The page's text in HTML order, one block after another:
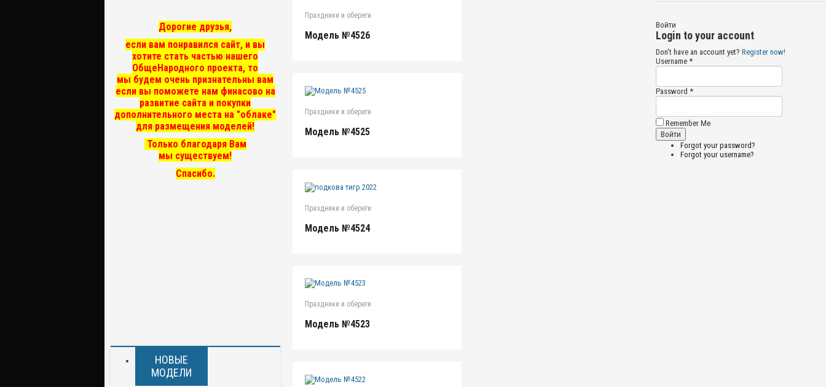
Дорогие друзья,
если вам понравился сайт, и вы
хотите стать частью нашего
ОбщеНародного проекта, то
мы будем очень признательны вам
если вы поможете нам финасово на
развитие сайта и покупки
дополнительного места на "облаке"
для размещения моделей!
Только благодаря Вам
мы существуем!
Спасибо.
НОВЫЕ
МОДЕЛИ
Праздники и обереги
Модель №4526
Праздники и обереги
Модель №4525
Праздники и обереги
Модель №4524
Праздники и обереги
Модель №4523
Войти
Login to your account
Don't have an account yet? Register now!
Username *
Password *
Remember Me
Forgot your password?
Forgot your username?